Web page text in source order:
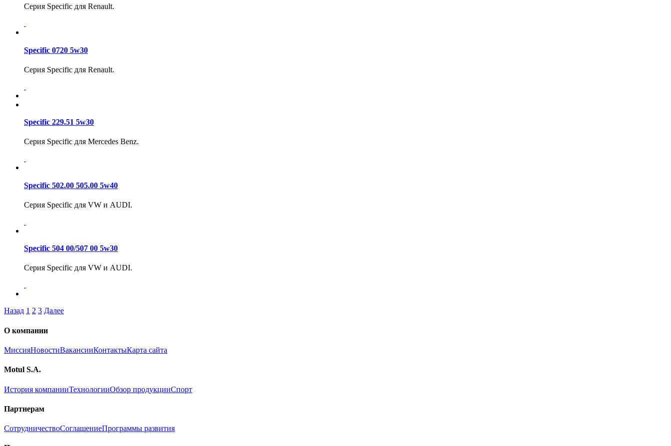
Серия Specific для Renault.
Specific 0720 5w30
Серия Specific для Renault.
Specific 229.51 5w30
Серия Specific для Mercedes Benz.
Specific 502.00 505.00 5w40
Серия Specific для VW и AUDI.
Specific 504 00/507 00 5w30
Серия Specific для VW и AUDI.
Назад 1 2 3 Далее
О компании
МиссияНовостиВакансииКонтактыКарта сайта
Motul S.A.
История компанииТехнологииОбзор продукцииСпорт
Партнерам
СотрудничествоСоглашениеПрограммы развития